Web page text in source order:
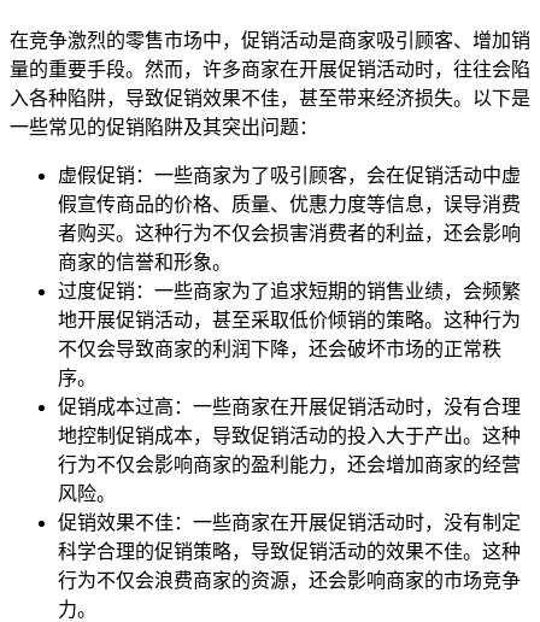
在竞争激烈的零售市场中，促销活动是商家吸引顾客、增加销
量的重要手段。然而，许多商家在开展促销活动时，往往会陷
入各种陷阱，导致促销效果不佳，甚至带来经济损失。以下是
一些常见的促销陷阱及其突出问题：
虚假促销：一些商家为了吸引顾客，会在促销活动中虚
假宣传商品的价格、质量、优惠力度等信息，误导消费
者购买。这种行为不仅会损害消费者的利益，还会影响
商家的信誉和形象。
过度促销：一些商家为了追求短期的销售业绩，会频繁
地开展促销活动，甚至采取低价倾销的策略。这种行为
不仅会导致商家的利润下降，还会破坏市场的正常秩
序。
促销成本过高：一些商家在开展促销活动时，没有合理
地控制促销成本，导致促销活动的投入大于产出。这种
行为不仅会影响商家的盈利能力，还会增加商家的经营
风险。
促销效果不佳：一些商家在开展促销活动时，没有制定
科学合理的促销策略，导致促销活动的效果不佳。这种
行为不仅会浪费商家的资源，还会影响商家的市场竞争
力。